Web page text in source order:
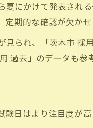
茨木市の公務員保育教
茨木市で公務員保
保育教諭が実感す
茨木市採用情報か
格へ導く保育教諭試
にかけて発表され
期的な確認が欠かせ
られ、「茨木市 採
過去」のデータも
日はより注目度が